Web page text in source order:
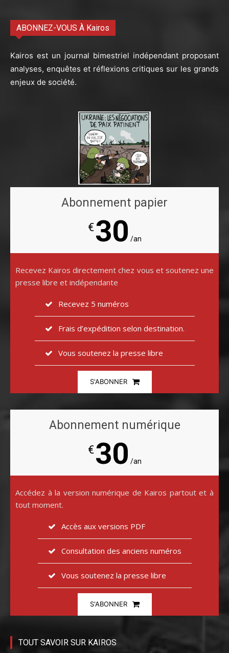
ABONNEZ-VOUS À Kairos
Kairos est un journal bimestriel indépendant proposant
analyses, enquêtes et réflexions critiques sur les grands
enjeux de société.
Abonnement papier
€30 /an
Recevez Kairos directement chez vous et soutenez une
presse libre et indépendante
Recevez 5 numéros
Frais d’expédition selon destination.
Vous soutenez la presse libre
S'ABONNER
Abonnement numérique
€30 /an
Accédez à la version numérique de Kairos partout et à
tout moment.
Accès aux versions PDF
Consultation des anciens numéros
Vous soutenez la presse libre
S'ABONNER
TOUT SAVOIR SUR KAIROS